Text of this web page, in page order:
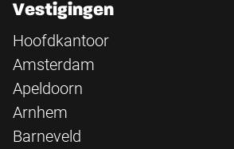
Vestigingen
Hoofdkantoor
Amsterdam
Apeldoorn
Arnhem
Barneveld